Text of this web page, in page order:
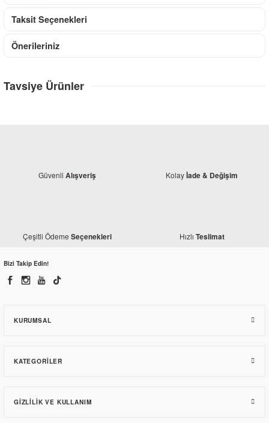
Taksit Seçenekleri
Önerileriniz
Tavsiye Ürünler
Monero
450,30 TL
Güvenli Alışveriş Kolayİade & Değişim
Çeşitli Ödeme Seçenekleri Hızlı Teslimat
Bizi Takip Edin!
KURUMSAL
KATEGORILER
GIZLILIK VE KULLANIM